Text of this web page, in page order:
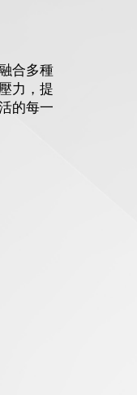
合多種
力，提
的每一